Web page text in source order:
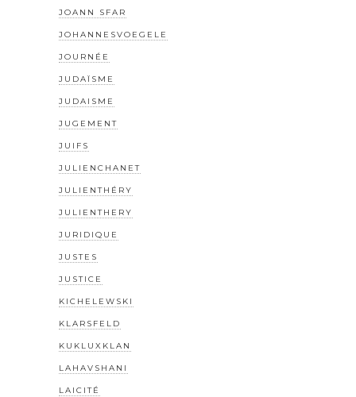
JOANN SFAR
JOHANNESVOEGELE
JOURNÉE
JUDAÏSME
JUDAISME
JUGEMENT
JUIFS
JULIENCHANET
JULIENTHÉRY
JULIENTHERY
JURIDIQUE
JUSTES
JUSTICE
KICHELEWSKI
KLARSFELD
KUKLUXKLAN
LAHAVSHANI
LAICITÉ